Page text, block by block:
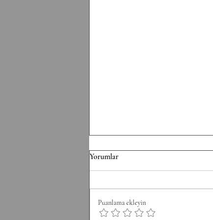
F/070826 Workout
Conditioning EMOM 36' Minute
Minute 4: 12 Sit Ups Minute 5: 50
Yorumlar
Puanlama ekleyin